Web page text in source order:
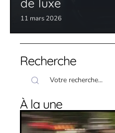
de luxe
11 mars 2026
Recherche
À la une